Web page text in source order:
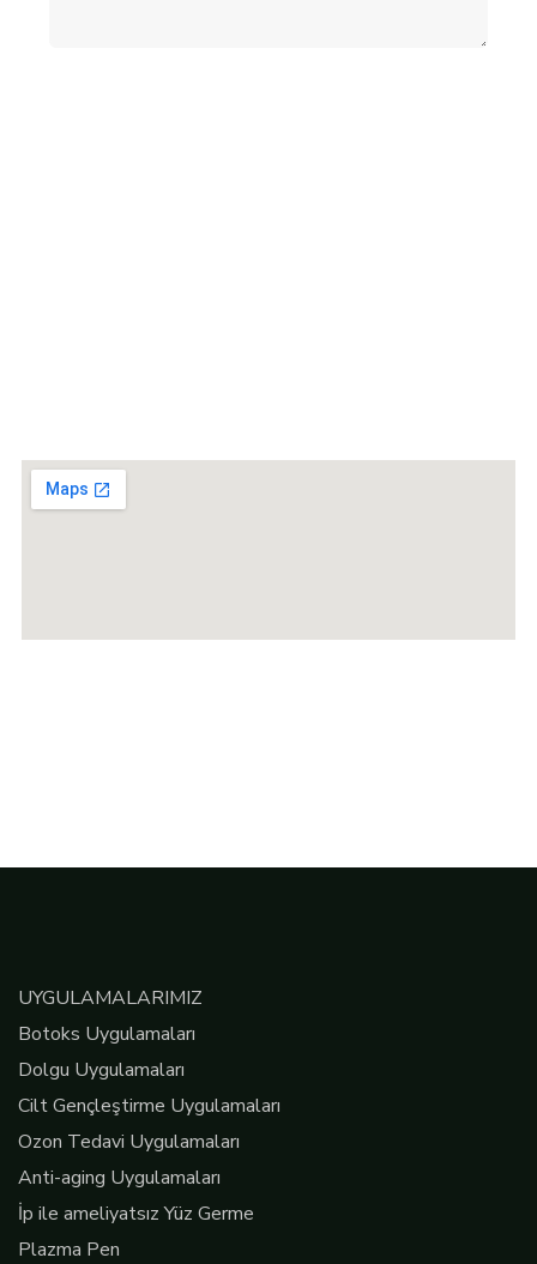
UYGULAMALARIMIZ
Botoks Uygulamaları
Dolgu Uygulamaları
Cilt Gençleştirme Uygulamaları
Ozon Tedavi Uygulamaları
Anti-aging Uygulamaları
İp ile ameliyatsız Yüz Germe
Plazma Pen